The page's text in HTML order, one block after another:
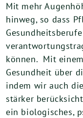
Mit mehr
hinweg, so dass
können. Mit
Gesundheit über
indem wir auch
stärker
ein biologisches,